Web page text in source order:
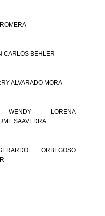
CARLOS BEHLER
ALVARADO MORA
LORENA
SAAVEDRA
ORBEGOSO